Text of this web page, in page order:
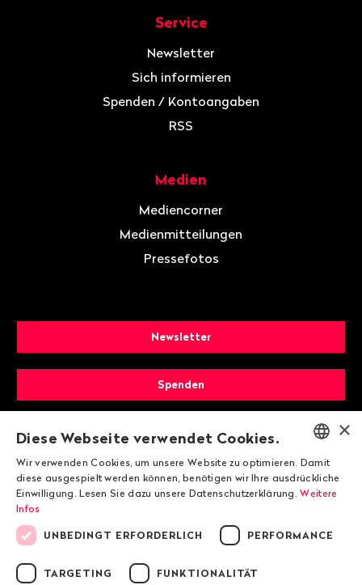
Service
Newsletter
Sich informieren
Spenden / Kontoangaben
RSS
Medien
Mediencorner
Medienmitteilungen
Pressefotos
Newsletter
Spenden
Mitglied werden
ENGLISH
DEUTSCH
×
Diese Webseite verwendet Cookies.
Wir verwenden Cookies, um unsere Website zu optimieren. Damit
diese ausgespielt werden können, benötigen wir Ihre ausdrückliche
Einwilligung. Lesen Sie dazu unsere Datenschutzerklärung. Weitere
Infos
UNBEDINGT ERFORDERLICH PERFORMANCE
TARGETING FUNKTIONALITÄT